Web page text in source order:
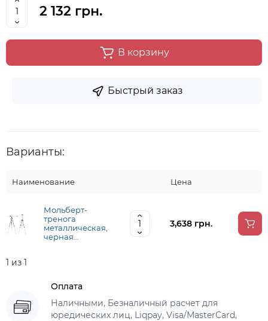
2 132 грн.
В корзину
Быстрый заказ
Варианты:
Наименование Цена
Мольберт-
тренога
металлическая,
черная
78 см, D,K,ART
CRAFT
3,638 грн.
1 из 1
Оплата
Наличными, Безналичный расчет для
юредических лиц, Liqpay, Visa/MasterCard,